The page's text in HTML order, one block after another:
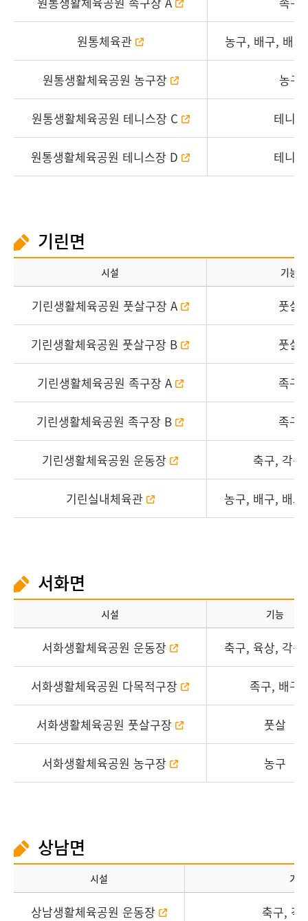
원통체육관 농구, 배구, 배
원통생활체육공원 농구장 농구
원통생활체육공원 테니스장 C 테니스
원통생활체육공원 테니스장 D 테니스
기린면
시설 기능
기린생활체육공원 풋살구장 A 풋살
기린생활체육공원 풋살구장 B 풋살
기린생활체육공원 족구장 A 족구
기린생활체육공원 족구장 B 족구
기린생활체육공원 운동장 축구, 각종
기린실내체육관 농구, 배구, 배
서화면
시설 기능
서화생활체육공원 운동장 축구, 육상, 각종
서화생활체육공원 다목적구장 족구, 배구
서화생활체육공원 풋살구장 풋살
서화생활체육공원 농구장 농구
상남면
시설 기능
상남생활체육공원 운동장 축구, 각